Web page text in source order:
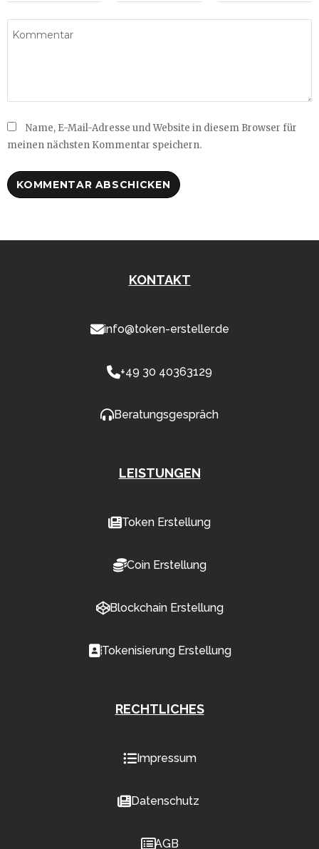
Name, E-Mail-Adresse und Website in diesem Browser für
meinen nächsten Kommentar speichern.
KONTAKT
info@token-ersteller.de
+49 30 40363129
Beratungsgespräch
LEISTUNGEN
Token Erstellung
Coin Erstellung
Blockchain Erstellung
Tokenisierung Erstellung
RECHTLICHES
Impressum
Datenschutz
AGB